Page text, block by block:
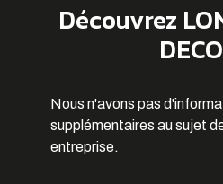
Découvrez
DECO
Nous n'avons pas
supplémentaires au sujet
entreprise.